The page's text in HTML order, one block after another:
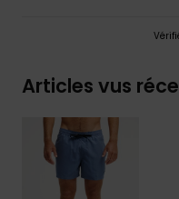
Articles vus